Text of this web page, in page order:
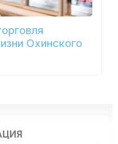
Охинского